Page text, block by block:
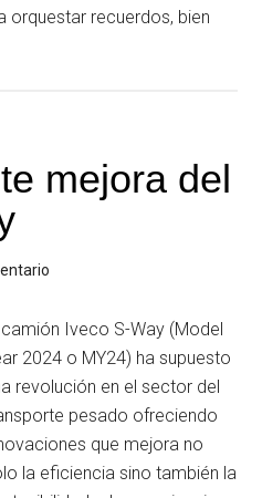
orquestar recuerdos, bien
mejora del
camión Iveco S-Way (Model
2024 o MY24) ha supuesto
revolución en el sector del
pesado ofreciendo
que mejora no
la eficiencia sino también la